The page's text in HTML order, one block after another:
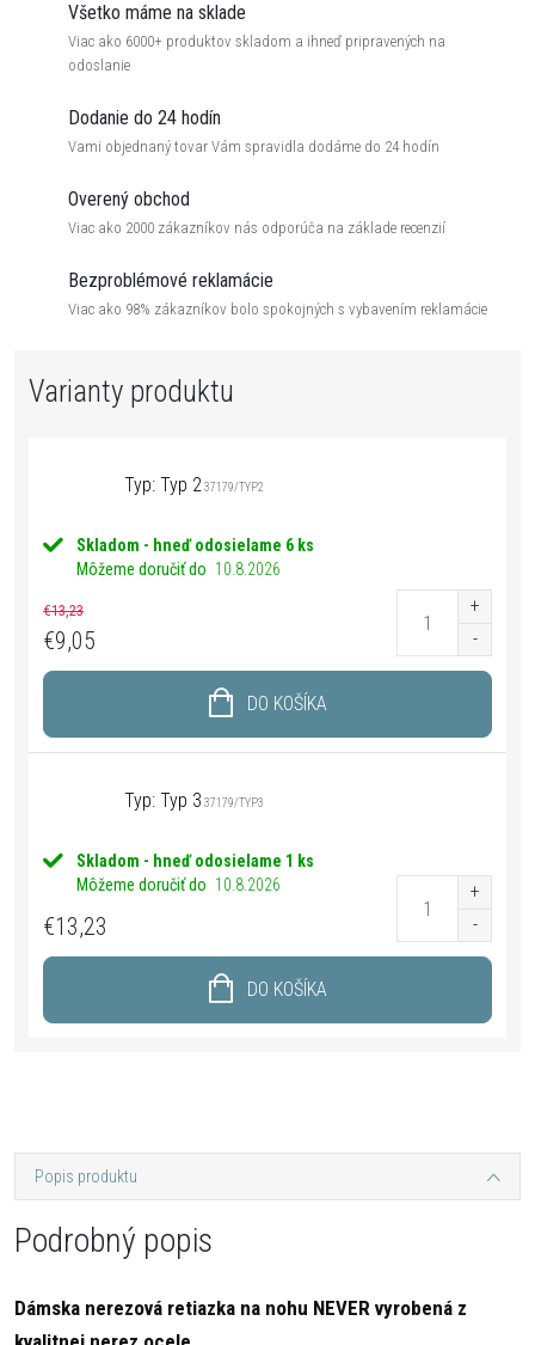
Všetko máme na sklade
Viac ako 6000+ produktov skladom a ihneď pripravených na
odoslanie
Dodanie do 24 hodín
Vami objednaný tovar Vám spravidla dodáme do 24 hodín
Overený obchod
Viac ako 2000 zákazníkov nás odporúča na základe recenzií
Bezproblémové reklamácie
Viac ako 98% zákazníkov bolo spokojných s vybavením reklamácie
Typ: Typ 237179/TYP2
Skladom - hneď odosielame 6 ks
Môžeme doručiť do 10.8.2026
€13,23
€9,05
DO KOŠÍKA
Typ: Typ 3 37179/TYP3
Skladom - hneď odosielame 1 ks
Môžeme doručiť do 10.8.2026
€13,23
DO KOŠÍKA
Popis produktu
Podrobný popis
Dámska nerezová retiazka na nohu NEVER vyrobená z